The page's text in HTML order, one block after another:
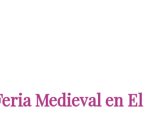
Medieval en El